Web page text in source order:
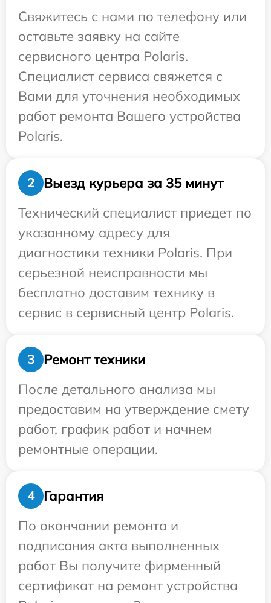
Свяжитесь с нами по телефону или
оставьте заявку на сайте
сервисного центра Polaris.
Специалист сервиса свяжется с
Вами для уточнения необходимых
работ ремонта Вашего устройства
Polaris.
2
Выезд курьера за 35 минут
Технический специалист приедет по
указанному адресу для
диагностики техники Polaris. При
серьезной неисправности мы
бесплатно доставим технику в
сервис в сервисный центр Polaris.
3
Ремонт техники
После детального анализа мы
предоставим на утверждение смету
работ, график работ и начнем
ремонтные операции.
4
Гарантия
По окончании ремонта и
подписания акта выполненных
работ Вы получите фирменный
сертификат на ремонт устройства